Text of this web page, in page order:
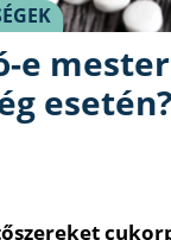
e
esetén?